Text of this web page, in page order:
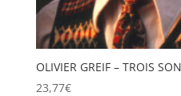
OLIVIER GREIF – TROIS
23,77€